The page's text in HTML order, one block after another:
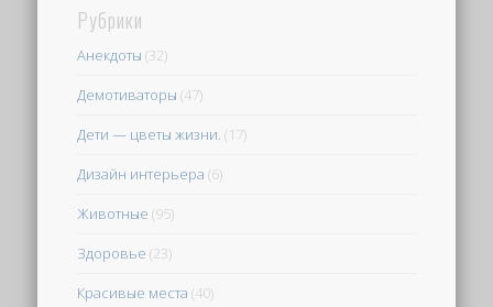
Рубрики
Анекдоты (32)
Демотиваторы (47)
Дети — цветы жизни. (17)
Дизайн интерьера (6)
Животные (95)
Здоровье (23)
Красивые места (40)